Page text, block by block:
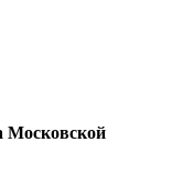
Московской